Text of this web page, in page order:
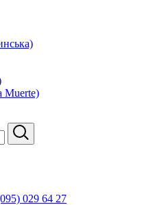
Muerte)
029 64 27